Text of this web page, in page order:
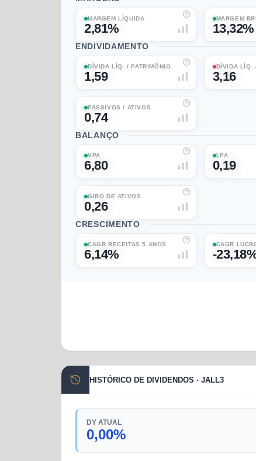
MARGEM LÍQUIDA
2,81%
MARGEM
13,32%
ENDIVIDAMENTO
DÍVIDA LÍQ. / PATRIMÔNIO
1,59
DÍVIDA LÍQ.
3,16
PASSIVOS / ATIVOS
0,74
BALANÇO
VPA
6,80
LPA
0,19
GIRO DE ATIVOS
0,26
CRESCIMENTO
CAGR RECEITAS 5 ANOS
6,14%
CAGR
-
HISTÓRICO DE DIVIDENDOS · JALL3
DY ATUAL
0,00%